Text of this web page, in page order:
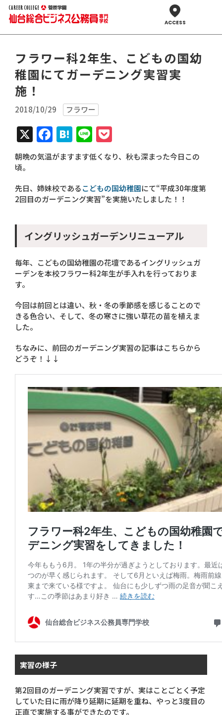
ACCESS
フラワー科2年生、こどもの国幼
稚園にてガーデニング実習実
施！
2018/10/29 フラワー
X Facebook
Hatena
Line
朝晩の気温がますます低くなり、秋も深まった今日この
頃。
先日、姉妹校であるこどもの国幼稚園にて“平成30年度第
2回目のガーデニング実習”を実施いたしました！！
イングリッシュガーデンリニューアル
毎年、こどもの国幼稚園の花壇であるイングリッシュガ
ーデンを本校フラワー科2年生が手入れを行っておりま
す。
今回は前回とは違い、秋・冬の季節感を感じることので
きる色合い、そして、冬の寒さに強い草花の苗を植えま
した。
ちなみに、前回のガーデニング実習の記事はこちらから
どうぞ！↓↓
実習の様子
第2回目のガーデニング実習ですが、実はことごとく予定
していた日に雨が降り延期に延期を重ね、やっと3度目の
正直で実施する事ができたのです。